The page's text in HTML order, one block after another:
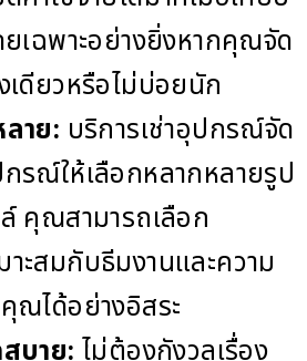
เฉพาะอย่างยิ่งหากคุณจัด
เดียวหรือไม่บ่อยนัก
าย: บริการเช่าอุปกรณ์จัด
รณ์ให้เลือกหลากหลายรูป
คุณสามารถเลือก
ะสมกับธีมงานและความ
ณได้อย่างอิสระ
บาย: ไม่ต้องกังวลเรื่อง